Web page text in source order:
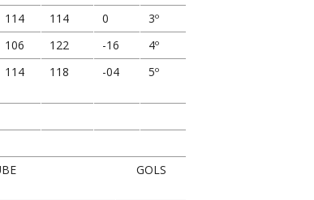
114 114 0
3º
106 122 -16
4º
114 118 -04 5º
GOLS